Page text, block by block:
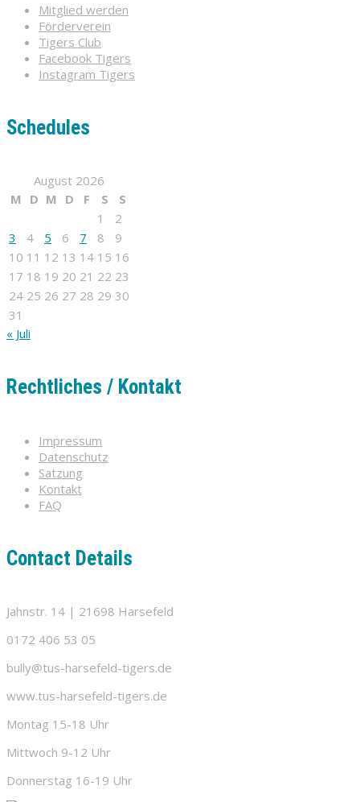
Mitglied werden
Förderverein
Tigers Club
Facebook Tigers
Instagram Tigers
Schedules
August 2026
M D M D F S
S
1
2
3
4 5 6 7 8
9
10 11 12 13 14 15 16
17 18 19 20 21 22 23
24 25 26 27 28 29 30
31
« Juli
Rechtliches / Kontakt
Impressum
Datenschutz
Satzung
Kontakt
FAQ
Contact Details
Jahnstr. 14 | 21698 Harsefeld
0172 406 53 05
bully@tus-harsefeld-tigers.de
www.tus-harsefeld-tigers.de
Montag 15-18 Uhr
Mittwoch 9-12 Uhr
Donnerstag 16-19 Uhr